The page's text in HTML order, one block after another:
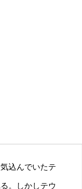
込んでいたテ
。しかしテウ